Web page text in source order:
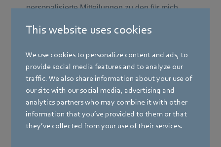
This website uses cookies
We use cookies to personalize content and ads, to
provide social media features and to analyze our
traffic. We also share information about your use of
our site with our social media, advertising and
analytics partners who may combine it with other
information that you’ve provided to them or that
they’ve collected from your use of their services.